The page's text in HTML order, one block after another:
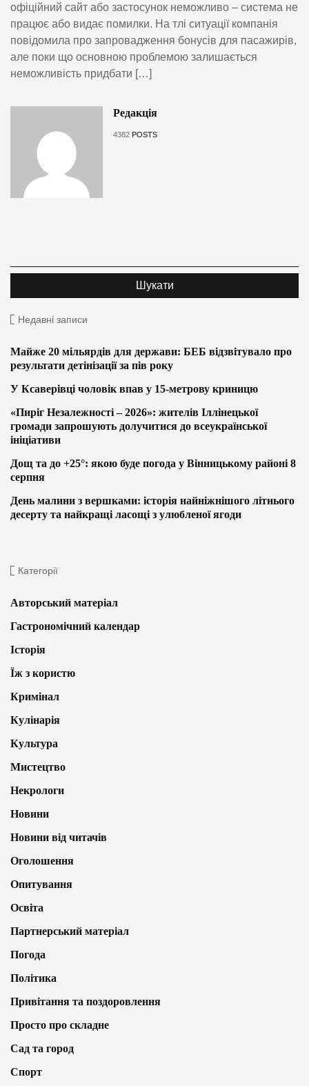
офіційний сайт або застосунок неможливо – система не
працює або видає помилки. На тлі ситуації компанія
повідомила про запровадження бонусів для пасажирів,
але поки що основною проблемою залишається
неможливість придбати […]
Редакція
4382 POSTS
Недавні записи
Майже 20 мільярдів для держави: БЕБ відзвітувало про
результати детінізації за пів року
У Ксаверівці чоловік впав у 15-метрову криницю
«Пиріг Незалежності – 2026»: жителів Іллінецької
громади запрошують долучитися до всеукраїнської
ініціативи
Дощ та до +25°: якою буде погода у Вінницькому районі 8
серпня
День малини з вершками: історія найніжнішого літнього
десерту та найкращі ласощі з улюбленої ягоди
Категорії
Авторський матеріал
Гастрономічний календар
Історія
Їж з користю
Кримінал
Кулінарія
Культура
Мистецтво
Некрологи
Новини
Новини від читачів
Оголошення
Опитування
Освіта
Партнерський матеріал
Погода
Політика
Привітання та поздоровлення
Просто про складне
Сад та город
Спорт